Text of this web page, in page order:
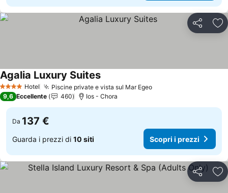
Condividi
4 Stelle Hotel Piscine private e vista sul Mar Egeo
Agalia Luxury Suites
9,6 Eccellente 460 Ios - Chora
Da 137 €
Guarda i prezzi di 10 siti Scopri i prezzi
Condividi